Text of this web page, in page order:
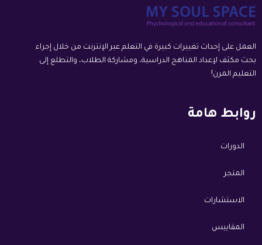
العمل على إحداث تغييرات كبيرة في التعلم عبر الإنترنت من خلال إجراء
بحث مكثف لإعداد المناهج الدراسية، ومشاركة الطلاب، والتطلع إلى
التعليم المرن!
روابط هامة
الدورات
المتجر
الاستشارات
المقاييس